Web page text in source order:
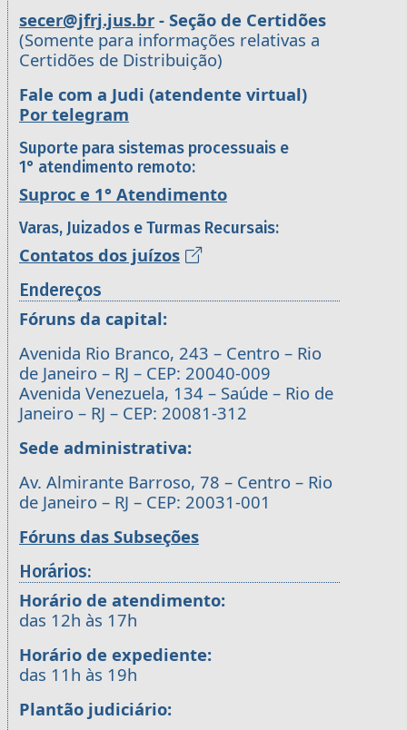
secer@jfrj.jus.br - Seção de Certidões
(Somente para informações relativas a
Certidões de Distribuição)
Fale com a Judi (atendente virtual)
Por telegram
Suporte para sistemas processuais e
1° atendimento remoto:
Suproc e 1° Atendimento
Varas, Juizados e Turmas Recursais:
Contatos dos juízos
Endereços
Fóruns da capital:
Avenida Rio Branco, 243 – Centro – Rio
de Janeiro – RJ – CEP: 20040-009
Avenida Venezuela, 134 – Saúde – Rio de
Janeiro – RJ – CEP: 20081-312
Sede administrativa:
Av. Almirante Barroso, 78 – Centro – Rio
de Janeiro – RJ – CEP: 20031-001
Fóruns das Subseções
Horários:
Horário de atendimento:
das 12h às 17h
Horário de expediente:
das 11h às 19h
Plantão judiciário: